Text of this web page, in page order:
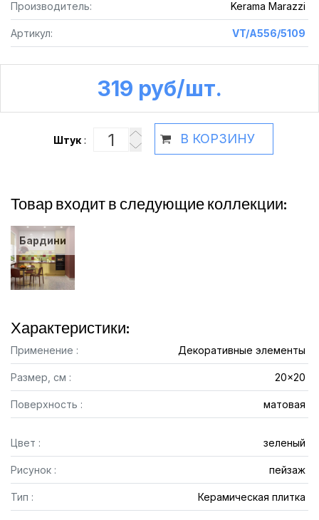
Производитель: Kerama Marazzi
Артикул: VT/A556/5109
319 руб /шт.
Штук: В КОРЗИНУ
Товар входит в следующие коллекции:
Бардини
Характеристики:
Применение : Декоративные элементы
Размер, см : 20x20
Поверхность : матовая
Цвет : зеленый
Рисунок : пейзаж
Тип : Керамическая плитка